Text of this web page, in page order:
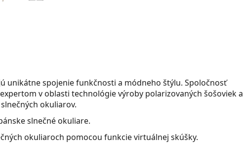
unikátne spojenie funkčnosti a módneho štýlu. Spoločnosť
v oblasti technológie výroby polarizovaných šošoviek a
okuliarov.
slnečné okuliare.
okuliaroch pomocou funkcie virtuálnej skúšky.